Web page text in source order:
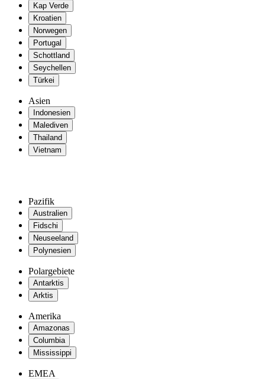
Kap Verde
Kroatien
Norwegen
Portugal
Schottland
Seychellen
Türkei
Asien
Indonesien
Malediven
Thailand
Vietnam
Pazifik
Australien
Fidschi
Neuseeland
Polynesien
Polargebiete
Antarktis
Arktis
Amerika
Amazonas
Columbia
Mississippi
EMEA